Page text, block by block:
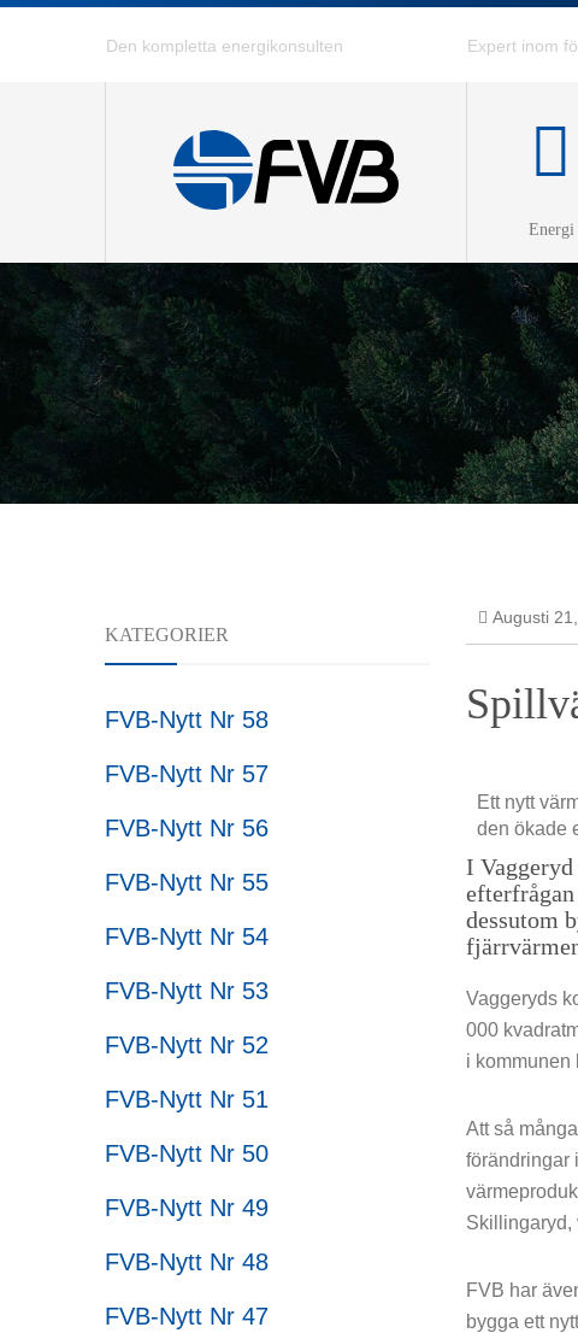
Energi
Kraftvärme
Fjärrvärme
Fjärrkyla
Forskning &
KATEGORIER
FVB-Nytt Nr 58
FVB-Nytt Nr 57
FVB-Nytt Nr 56
FVB-Nytt Nr 55
FVB-Nytt Nr 54
FVB-Nytt Nr 53
FVB-Nytt Nr 52
FVB-Nytt Nr 51
FVB-Nytt Nr 50
FVB-Nytt Nr 49
FVB-Nytt Nr 48
FVB-Nytt Nr 47
Augusti
Ett nytt
den ökade
I
dessutom
Vaggeryds
000
i kommunen
Att så
förändringar
Skillingaryd,
FVB har
bygga ett